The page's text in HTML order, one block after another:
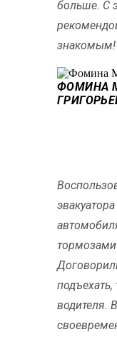
больше. С
знакомым!
ФОМИНА
тормозами
водителя.